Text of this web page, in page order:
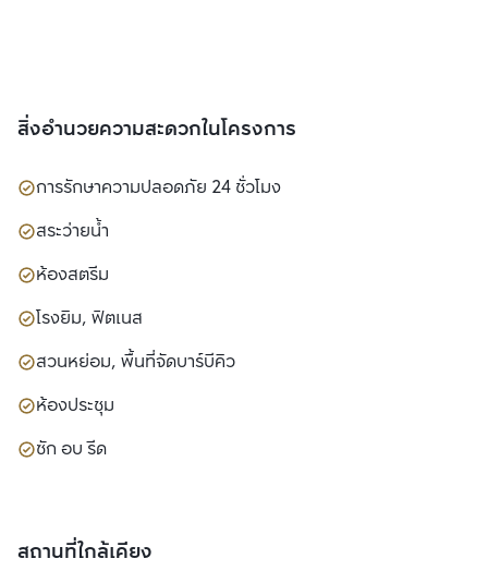
สิ่งอำนวยความสะดวกในโครงการ
การรักษาความปลอดภัย 24 ชั่วโมง
สระว่ายน้ำ
ห้องสตรีม
โรงยิม, ฟิตเนส
สวนหย่อม, พื้นที่จัดบาร์บีคิว
ห้องประชุม
ซัก อบ รีด
สถานที่ใกล้เคียง